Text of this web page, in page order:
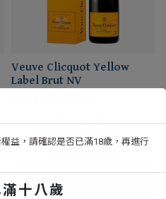
益，請確認是否已滿18歲，再進行
十八歲
Veuve Clicquot Yellow
Label Brut NV
選擇規格